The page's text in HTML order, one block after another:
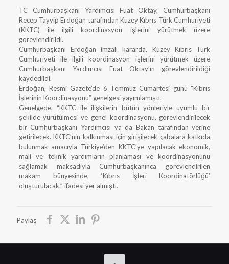
TC Cumhurbaşkanı Yardımcısı Fuat Oktay, Cumhurbaşkanı
Recep Tayyip Erdoğan tarafından Kuzey Kıbrıs Türk Cumhuriyeti
(KKTC) ile ilgili koordinasyon işlerini yürütmek üzere
görevlendirildi.
Cumhurbaşkanı Erdoğan imzalı kararda, Kuzey Kıbrıs Türk
Cumhuriyeti ile ilgili koordinasyon işlerini yürütmek üzere
Cumhurbaşkanı Yardımcısı Fuat Oktay’ın görevlendirildiği
kaydedildi.
Erdoğan, Resmi Gazete’de 6 Temmuz Cumartesi günü “Kıbrıs
İşlerinin Koordinasyonu” genelgesi yayımlamıştı.
Genelgede, “KKTC ile ilişkilerin bütün yönleriyle uyumlu bir
şekilde yürütülmesi ve genel koordinasyonu, görevlendirilecek
bir Cumhurbaşkanı Yardımcısı ya da Bakan tarafından yerine
getirilecek. KKTC’nin kalkınması için girişilecek çabalara katkıda
bulunmak amacıyla Türkiye’den KKTC’ye yapılacak ekonomik,
mali ve teknik yardımların planlaması ve koordinasyonunu
sağlamak maksadıyla Cumhurbaşkanınca görevlendirilen
makam bünyesinde, ‘Kıbrıs İşleri Koordinatörlüğü’
oluşturulacak.” ifadesi yer almıştı.
Paylaş